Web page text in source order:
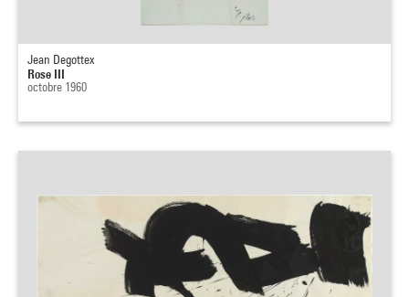
Jean Degottex
Rose III
octobre 1960